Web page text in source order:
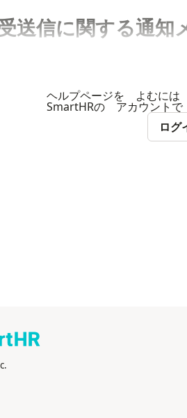
送信に関する通知
ヘルプページを よむには
SmartHRの アカウントで
ログ